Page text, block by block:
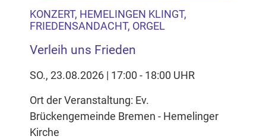
KONZERT, HEMELINGEN KLINGT,
FRIEDENSANDACHT, ORGEL
Verleih uns Frieden
SO., 23.08.2026 | 17:00 - 18:00 UHR
Ort der Veranstaltung: Ev.
Brückengemeinde Bremen - Hemelinger
Kirche